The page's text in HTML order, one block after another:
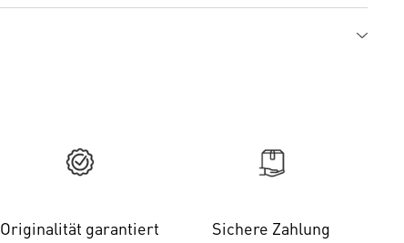
Originalität garantiert Sichere Zahlung